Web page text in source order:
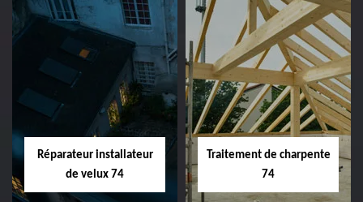
Réparateur installateur
de velux 74
Traitement de charpente
74